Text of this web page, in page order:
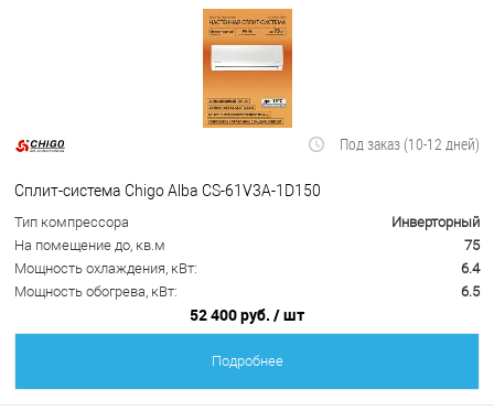
Под заказ (10-12 дней)
Сплит-система Chigo Alba CS-61V3A-1D150
Тип компрессора
Инверторный
На помещение до, кв.м
75
Мощность охлаждения, кВт:
6.4
Мощность обогрева, кВт:
6.5
52 400 руб. / шт
Подробнее